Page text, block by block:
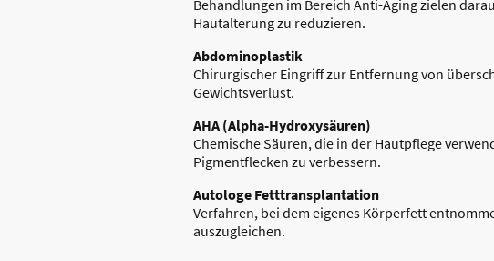
Behandlungen im Bereich Anti-Aging zielen
Hautalterung zu reduzieren.
Abdominoplastik
Chirurgischer Eingriff zur Entfernung von
Gewichtsverlust.
AHA (Alpha-Hydroxysäuren)
Chemische Säuren, die in der Hautpflege
Pigmentflecken zu verbessern.
Autologe Fetttransplantation
Verfahren, bei dem eigenes Körperfett
auszugleichen.